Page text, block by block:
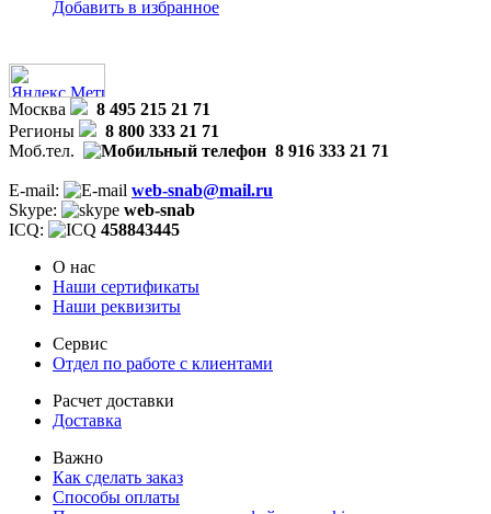
Добавить в избранное
Москва
8 495 215 21 71
Регионы
8 800 333 21 71
Моб.тел.
8 916 333 21 71
E-mail:
web-snab@mail.ru
Skype:
web-snab
ICQ:
458843445
О нас
Наши сертификаты
Наши реквизиты
Сервис
Отдел по работе с клиентами
Расчет доставки
Доставка
Важно
Как сделать заказ
Способы оплаты